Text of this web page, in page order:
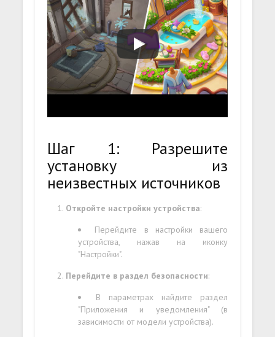
Шаг 1: Разрешите
установку из
неизвестных источников
Откройте настройки устройства:
Перейдите в настройки вашего
устройства, нажав на иконку
"Настройки".
Перейдите в раздел безопасности:
В параметрах найдите раздел
"Приложения и уведомления" (в
зависимости от модели устройства).